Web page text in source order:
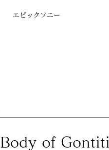
エピックソニー
Body of Gontiti